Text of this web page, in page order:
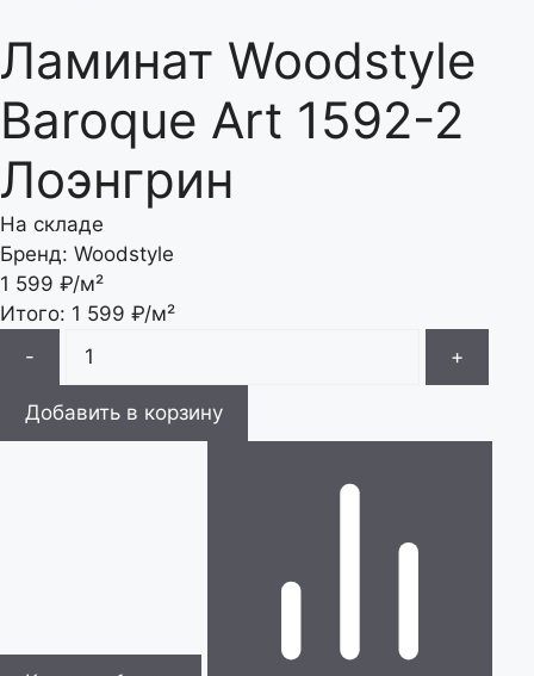
Ламинат Woodstyle
Baroque Art 1592-2
Лоэнгрин
На складе
Бренд: Woodstyle
1 599 ₽/м²
Итого: 1 599 ₽/м²
-
+
Добавить в корзину